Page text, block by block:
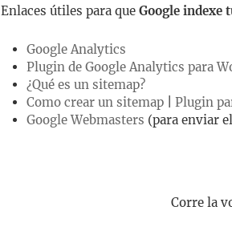
Enlaces útiles para que Google indexe
Google Analytics
Plugin de Google Analytics para
¿Qué es un sitemap?
Como crear un sitemap
Plugin
Google Webmasters (para enviar
Corre la